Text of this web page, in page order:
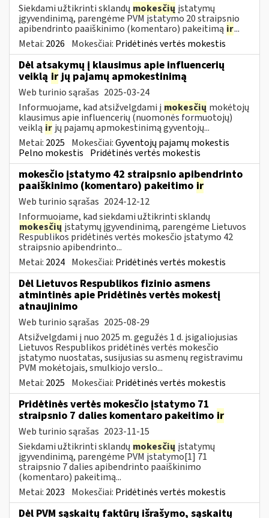
Siekdami užtikrinti sklandų mokesčių įstatymų
įgyvendinimą, parengėme PVM įstatymo 20 straipsnio
apibendrinto paaiškinimo (komentaro) pakeitimą ir...
Metai: 2026 Mokesčiai: Pridėtinės vertės mokestis
Dėl atsakymų į klausimus apie influencerių
veiklą irjų pajamų apmokestinimą
Web turinio sąrašas 2025-03-24
Informuojame, kad atsižvelgdami į mokesčių mokėtojų
klausimus apie influencerių (nuomonės formuotojų)
veiklą ir jų pajamų apmokestinimą gyventojų...
Metai: 2025 Mokesčiai:Gyventojų pajamų mokestis
Pelno mokestis Pridėtinės vertės mokestis
mokesčio įstatymo 42 straipsnio apibendrinto
paaiškinimo (komentaro) pakeitimo ir
Web turinio sąrašas 2024-12-12
Informuojame, kad siekdami užtikrinti sklandų
mokesčių įstatymų įgyvendinimą, parengėme Lietuvos
Respublikos pridėtinės vertės mokesčio įstatymo 42
straipsnio apibendrinto...
Metai: 2024 Mokesčiai: Pridėtinės vertės mokestis
Dėl Lietuvos Respublikos fizinio asmens
atmintinės apie Pridėtinės vertės mokestį
atnaujinimo
Web turinio sąrašas 2025-08-29
Atsižvelgdami į nuo 2025 m. gegužės 1 d. įsigaliojusias
Lietuvos Respublikos pridėtinės vertės mokesčio
įstatymo nuostatas, susijusias su asmenų registravimu
PVM mokėtojais, smulkiojo verslo...
Metai: 2025 Mokesčiai: Pridėtinės vertės mokestis
Pridėtinės vertės mokesčio įstatymo 71
straipsnio 7 dalies komentaro pakeitimo ir
Web turinio sąrašas 2023-11-15
Siekdami užtikrinti sklandų mokesčių įstatymų
įgyvendinimą, parengėme PVM įstatymo[1] 71
straipsnio 7 dalies apibendrinto paaiškinimo
(komentaro) pakeitimą...
Metai: 2023 Mokesčiai: Pridėtinės vertės mokestis
Dėl PVM sąskaitų faktūrų išrašymo, sąskaitų